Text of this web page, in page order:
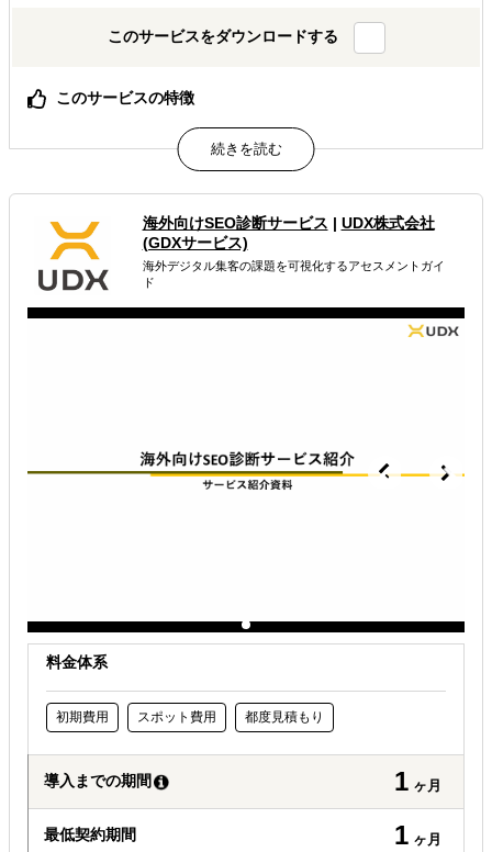
このサービスをダウンロードする
このサービスの特徴
生成AIに推薦される状態の構築を、診断から実行・改善ま
で一気通貫で伴走支援するLLMO最適化サービスです。
属するジャンル
海外市場調査・マーケティング
多言語サイト制作
海外におけるリスク・コストを低減したい
海外向けSEO診断サービス | UDX株式会社
(GDXサービス)
海外デジタル集客の課題を可視化するアセスメントガイ
ド
料金体系
初期費用 スポット費用 都度見積もり
導入までの期間 1 ヶ月
最低契約期間 1 ヶ月